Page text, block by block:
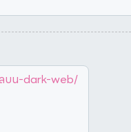
บน-dark-web/